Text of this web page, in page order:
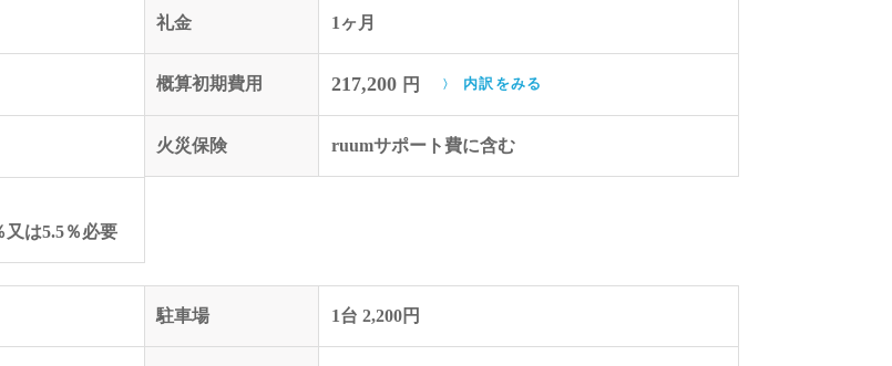
礼金 1ヶ月
概算初期費用 217,200 円 内訳をみる
火災保険 ruumサポート費に含む
は5.5％必要
駐車場 1台 2,200円